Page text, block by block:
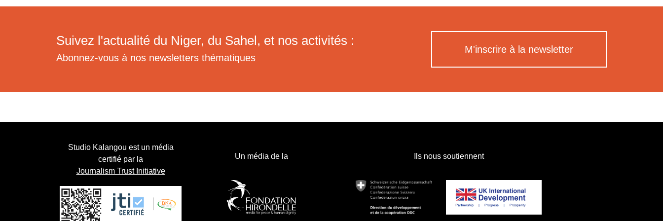
Suivez l'actualité du Niger, du Sahel, et nos activités :
Abonnez-vous à nos newsletters thématiques
M'inscrire à la newsletter
Studio Kalangou est un média
certifié par la
Journalism Trust Initiative
Un média de la Ils nous soutiennent